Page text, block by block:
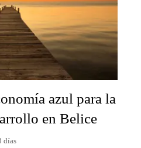
azul para la
en Belice
días